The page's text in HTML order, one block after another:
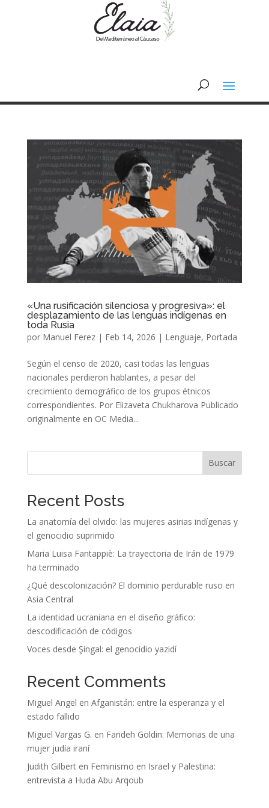
«Una rusificación silenciosa y progresiva»: el
desplazamiento de las lenguas indígenas en
toda Rusia
por Manuel Ferez| Feb 14, 2026 | Lenguaje, Portada
Según el censo de 2020, casi todas las lenguas
nacionales perdieron hablantes, a pesar del
crecimiento demográfico de los grupos étnicos
correspondientes. Por Elizaveta Chukharova Publicado
originalmente en OC Media...
Buscar
Recent Posts
La anatomía del olvido: las mujeres asirias indígenas y
el genocidio suprimido
Maria Luisa Fantappiè: La trayectoria de Irán de 1979
ha terminado
¿Qué descolonización? El dominio perdurable ruso en
Asia Central
La identidad ucraniana en el diseño gráfico:
descodificación de códigos
Voces desde Şingal: el genocidio yazidí
Recent Comments
Miguel Angel en Afganistán: entre la esperanza y el
estado fallido
Miguel Vargas G. en Farideh Goldin: Memorias de una
mujer judía iraní
Judith Gilberten Feminismo en Israel y Palestina:
entrevista a Huda Abu Arqoub